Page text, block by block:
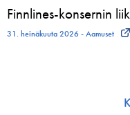
Finnlines-konsernin
31. heinäkuuta 2026 - Aamuset